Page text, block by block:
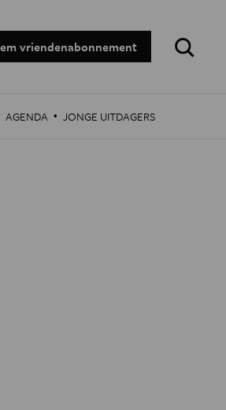
vriendenabonnement
Zoeken:
AGENDA · JONGE UITDAGERS